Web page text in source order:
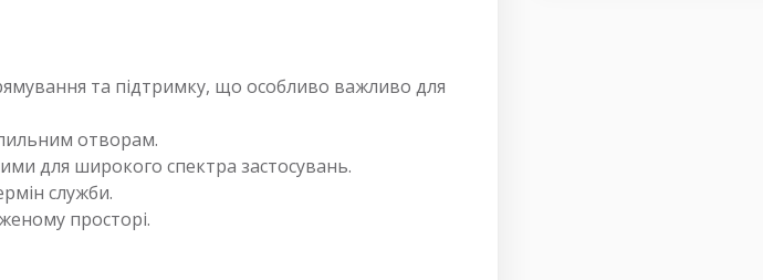
та підтримку, що особливо важливо для
отворам.
для широкого спектра застосувань.
служби.
просторі.